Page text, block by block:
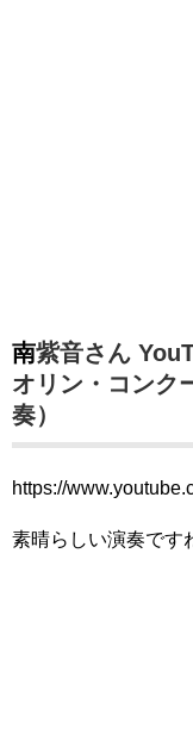
南紫音さん YouTube (ハノーファー国際ヴァイ
オリン・コンク
奏）
https://
素晴らしい演奏です